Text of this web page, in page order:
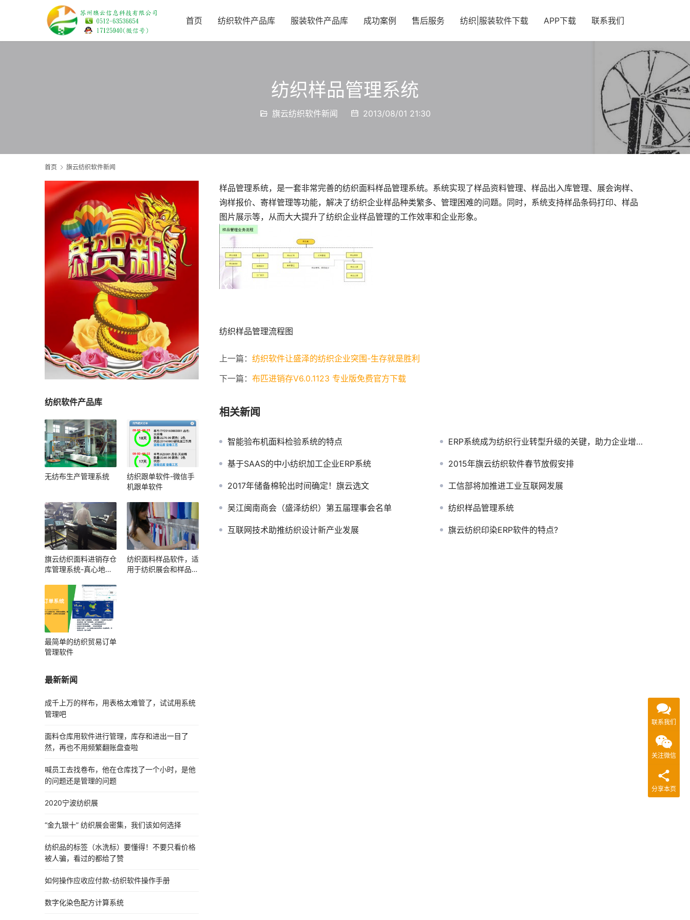
首页 纺织软件产品库 服装软件产品库 成功案例 售后服务 纺织|服装软件下载 APP下载 联系我们
纺织样品管理系统
旗云纺织软件新闻 2013/08/01 21:30
首页 旗云纺织软件新闻
样品管理系统，是一套非常完善的纺织面料样品管理系统。系统实现了样品资料管理、样品出入库管理、展会询样、
询样报价、寄样管理等功能，解决了纺织企业样品种类繁多、管理困难的问题。同时，系统支持样品条码打印、样品
图片展示等，从而大大提升了纺织企业样品管理的工作效率和企业形象。
纺织样品管理流程图
上一篇： 纺织软件让盛泽的纺织企业突围-生存就是胜利
下一篇： 布匹进销存V6.0.1123 专业版免费官方下载
相关新闻
智能验布机面料检验系统的特点 ERP系统成为纺织行业转型升级的关键，助力企业增效提速
基于SAAS的中小纺织加工企业ERP系统 2015年旗云纺织软件春节放假安排
2017年储备棉轮出时间确定！旗云选文 工信部将加推进工业互联网发展
吴江闽南商会（盛泽纺织）第五届理事会名单 纺织样品管理系统
互联网技术助推纺织设计新产业发展 旗云纺织印染ERP软件的特点?
纺织软件产品库
无纺布生产管理系统
纺织跟单软件-微信手
机跟单软件
旗云纺织面料进销存仓
库管理系统-真心地管
纺织面料样品软件，适
用于纺织展会和样品展
最简单的纺织贸易订单
管理软件
最新新闻
成千上万的样布，用表格太难管了，试试用系统
管理吧
面料仓库用软件进行管理，库存和进出一目了
然，再也不用频繁翻账盘查啦
喊员工去找卷布，他在仓库找了一个小时，是他
的问题还是管理的问题
2020宁波纺织展
“金九银十” 纺织展会密集，我们该如何选择
纺织品的标签（水洗标）要懂得！不要只看价格
被人骗，看过的都给了赞
如何操作应收应付款-纺织软件操作手册
数字化染色配方计算系统
联系我们
关注微信
分享本页